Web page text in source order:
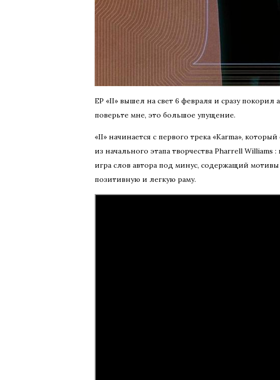
EP «II» вышел на свет 6 февраля и сразу
поверьте мне, это большое упущение.
«II» начинается с первого трека «Karma»,
из начального этапа творчества Pharrell
игра слов автора под минус, содержащий
позитивную и легкую раму.